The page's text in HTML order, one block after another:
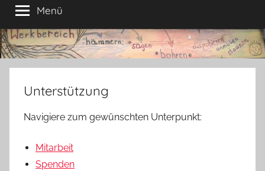
Menü
Unterstützung
Navigiere zum gewünschten Unterpunkt:
Mitarbeit
Spenden